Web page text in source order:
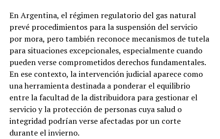
En Argentina, el régimen regulatorio del gas natural
prevé procedimientos para la suspensión del servicio
por mora, pero también reconoce mecanismos de tutela
para situaciones excepcionales, especialmente cuando
pueden verse comprometidos derechos fundamentales.
En ese contexto, la intervención judicial aparece como
una herramienta destinada a ponderar el equilibrio
entre la facultad de la distribuidora para gestionar el
servicio y la protección de personas cuya salud o
integridad podrían verse afectadas por un corte
durante el invierno.